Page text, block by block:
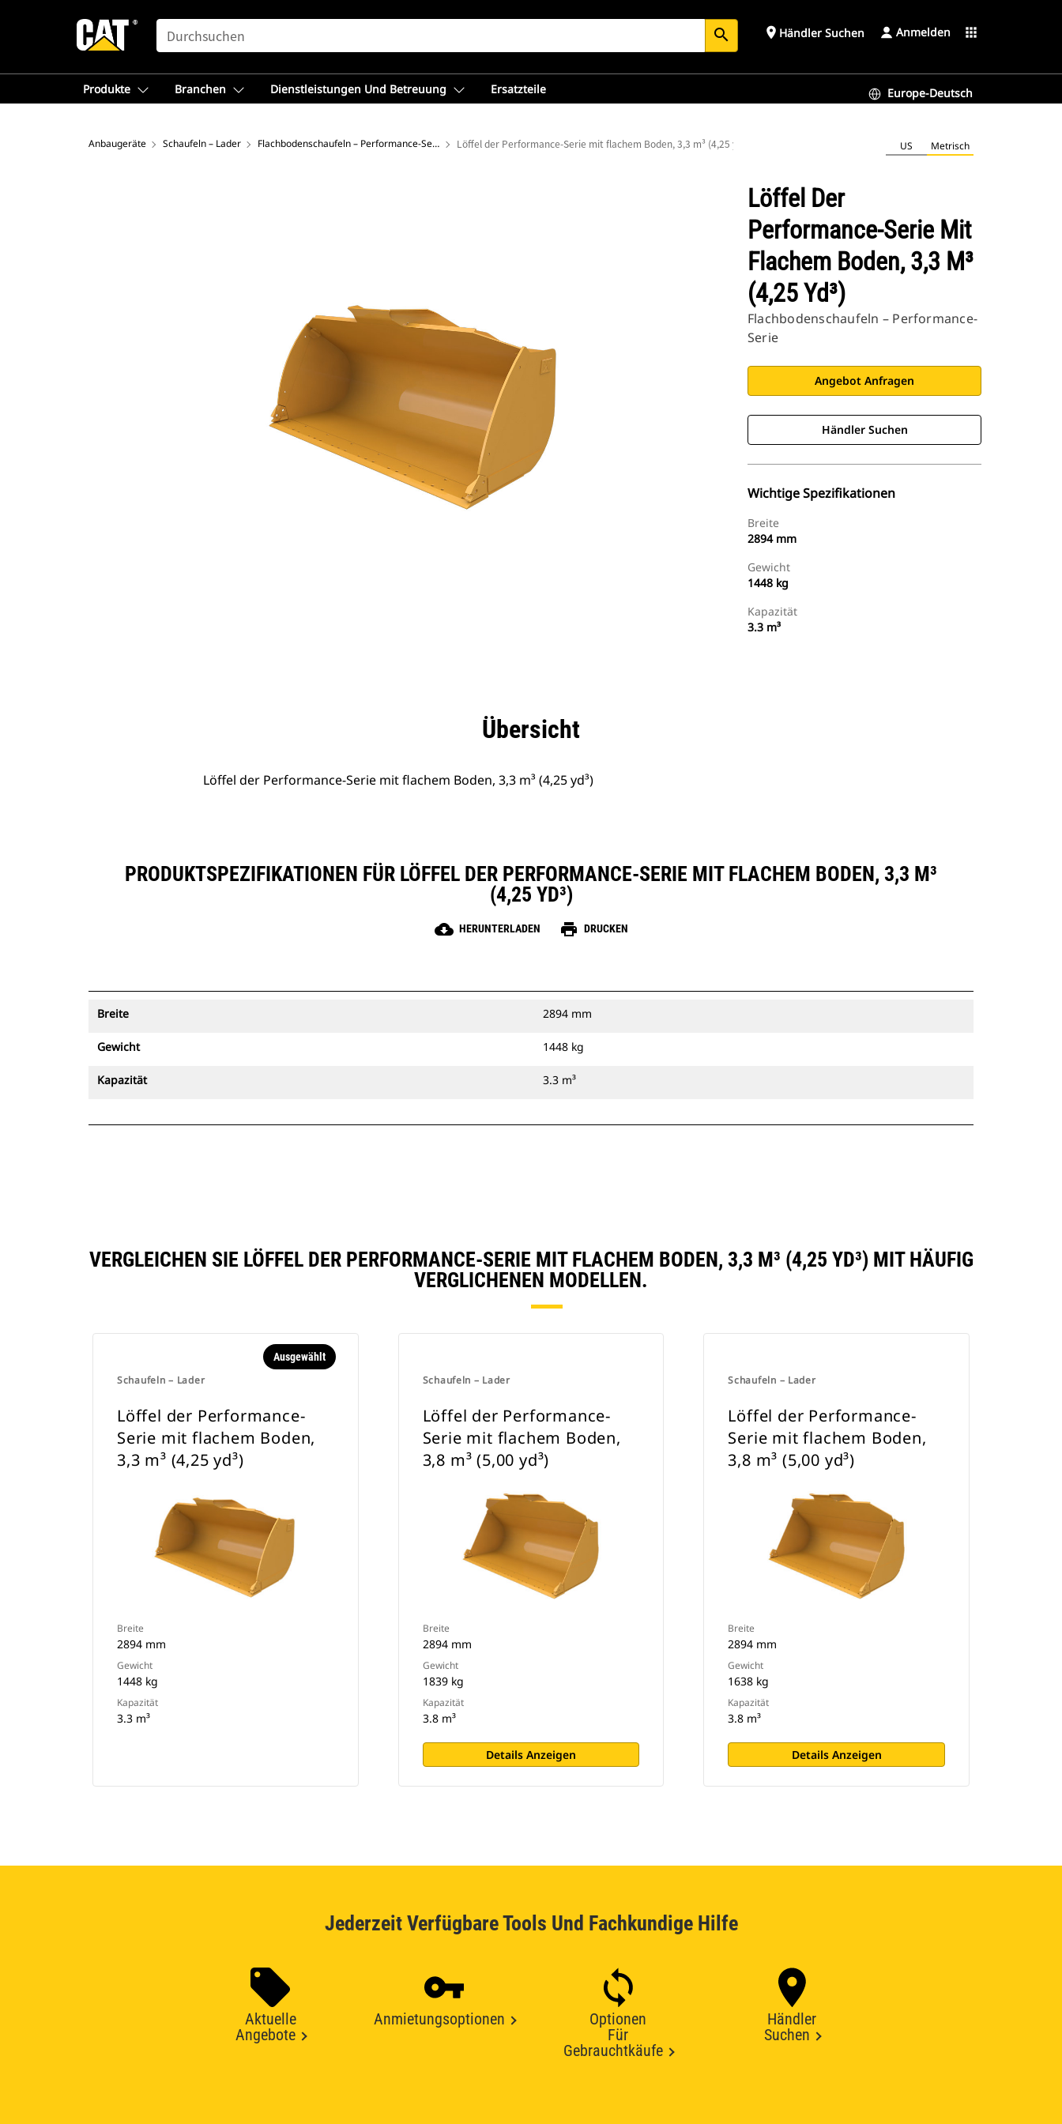
SEARCH search place Händler Suchen Anmelden apps
Produkte Branchen Dienstleistungen Und Betreuung Ersatzteile Europe-Deutsch
Anbaugeräte Schaufeln – Lader Flachbodenschaufeln – Performance-Serie Löffel der Performance-Serie mit flachem Boden, 3,3 m³ (4,25 yd³) US Metrisch
Löffel Der
Performance-Serie Mit
Flachem Boden, 3,3 M³
(4,25 Yd³)
Flachbodenschaufeln – Performance-
Serie
Angebot Anfragen
Händler Suchen
Wichtige Spezifikationen
Breite
2894 mm
Gewicht
1448 kg
Kapazität
3.3 m³
Technische DatenÜbersicht
Löffel der Performance-Serie mit flachem Boden, 3,3 m³ (4,25 yd³)
PRODUKTSPEZIFIKATIONEN FÜR LÖFFEL DER PERFORMANCE-SERIE MIT FLACHEM BODEN, 3,3 M³
(4,25 YD³)
cloud_download HERUNTERLADEN print DRUCKEN
Breite 2894 mm
Gewicht 1448 kg
Kapazität 3.3 m³
VERGLEICHEN SIE LÖFFEL DER PERFORMANCE-SERIE MIT FLACHEM BODEN, 3,3 M³ (4,25 YD³) MIT HÄUFIG
VERGLICHENEN MODELLEN.
Schaufeln – Lader
Ausgewählt
Löffel der Performance-
Serie mit flachem Boden,
3,3 m³ (4,25 yd³)
Breite
2894 mm
Gewicht
1448 kg
Kapazität
3.3 m³
Schaufeln – Lader
Löffel der Performance-
Serie mit flachem Boden,
3,8 m³ (5,00 yd³)
Breite
2894 mm
Gewicht
1839 kg
Kapazität
3.8 m³
Details Anzeigen
Schaufeln – Lader
Löffel der Performance-
Serie mit flachem Boden,
3,8 m³ (5,00 yd³)
Breite
2894 mm
Gewicht
1638 kg
Kapazität
3.8 m³
Details Anzeigen
Jederzeit Verfügbare Tools Und Fachkundige Hilfe
Aktuelle
Angebote
Anmietungsoptionen
Optionen
Für
Gebrauchtkäufe
Händler
Suchen